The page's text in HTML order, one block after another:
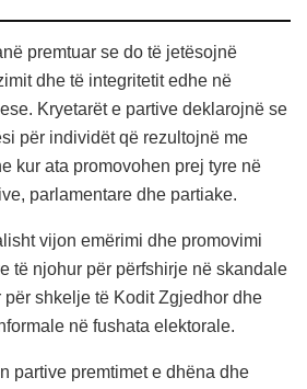
premtuar se do të jetësojnë
dhe të integritetit edhe në
Kryetarët e partive deklarojnë se
për individët që rezultojnë me
kur ata promovohen prej tyre në
parlamentare dhe partiake.
vijon emërimi dhe promovimi
të njohur për përfshirje në skandale
për shkelje të Kodit Zgjedhor dhe
në fushata elektorale.
partive premtimet e dhëna dhe